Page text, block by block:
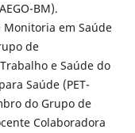
BM).
Monitoria em Saúde
de
e Saúde do
Saúde (PET-
do Grupo de
Colaboradora